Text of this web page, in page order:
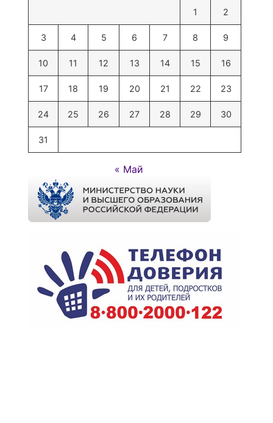
1 2
3 4 5 6 7 8 9
10 11 12 13 14 15 16
17 18 19 20 21 22 23
24 25 26 27 28 29 30
31
« Май